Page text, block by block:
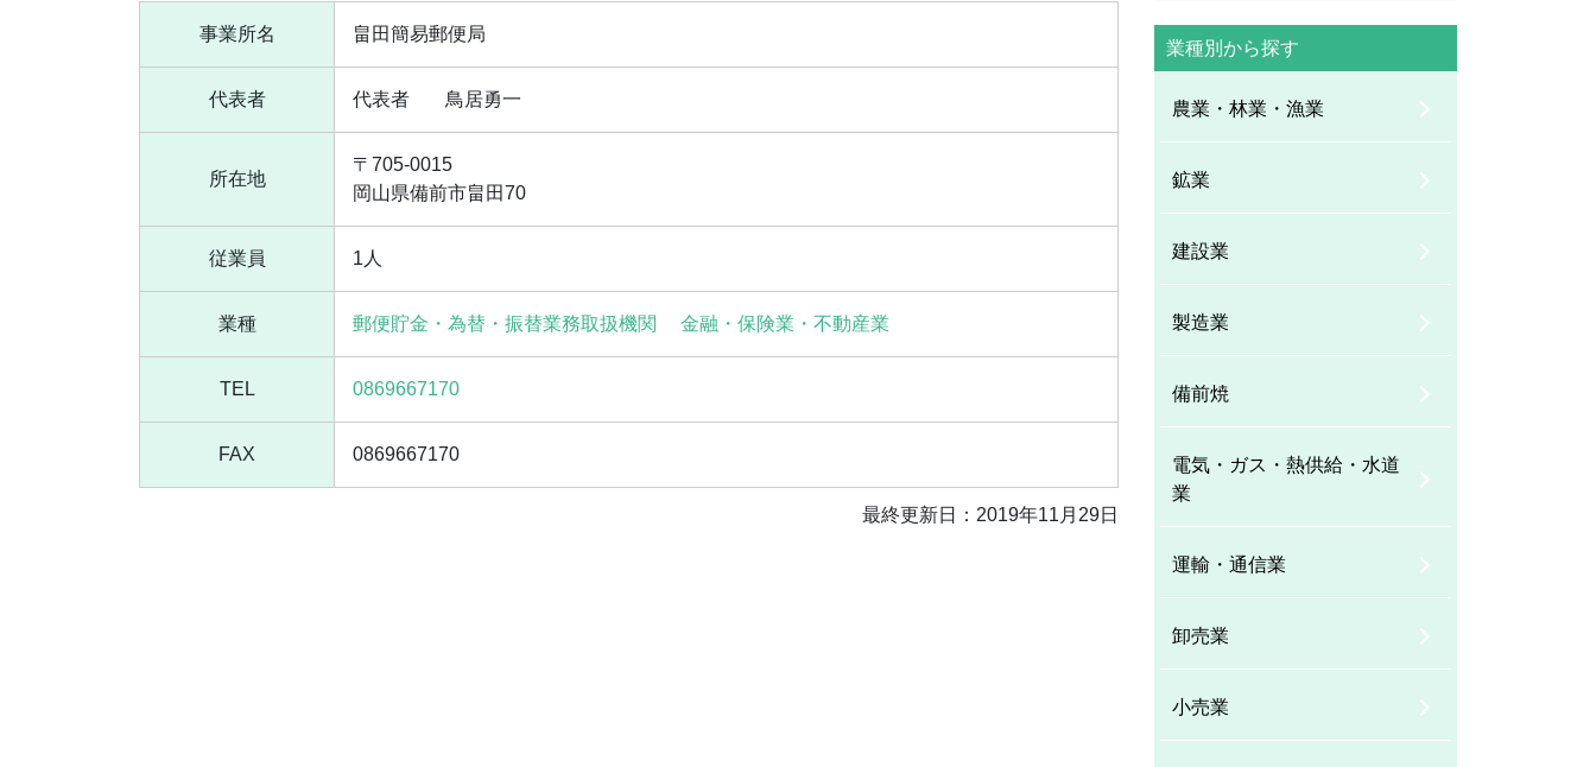
事業所名 畠田簡易郵便局
代表者 代表者 鳥居勇一
所在地
〒705-0015
岡山県備前市畠田70
従業員 1人
業種 郵便貯金・為替・振替業務取扱機関 金融・保険業・不動産業
TEL 0869667170
FAX 0869667170
最終更新日：2019年11月29日
業種別から探す
農業・林業・漁業
鉱業
建設業
製造業
備前焼
電気・ガス・熱供給・水道
業
運輸・通信業
卸売業
小売業